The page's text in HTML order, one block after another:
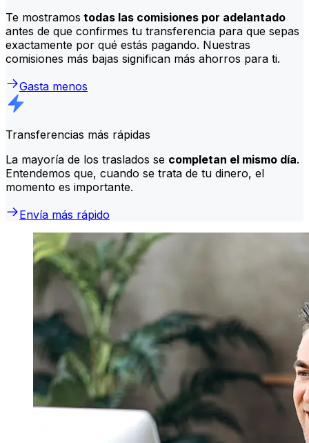
Te mostramos todas las comisiones por adelantado
antes de que confirmes tu transferencia para que sepas
exactamente por qué estás pagando. Nuestras
comisiones más bajas significan más ahorros para ti.
Gasta menos
Transferencias más rápidas
La mayoría de los traslados se completan el mismo día.
Entendemos que, cuando se trata de tu dinero, el
momento es importante.
Envía más rápido